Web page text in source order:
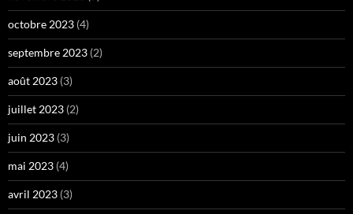
octobre 2023 (4)
septembre 2023 (2)
août 2023 (3)
juillet 2023 (2)
juin 2023 (3)
mai 2023 (4)
avril 2023 (3)